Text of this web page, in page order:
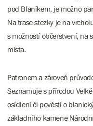
pod Blaníkem, je možno
Na trase stezky je na
s možností občerstvení, na
místa.
Patronem a zároveň
Seznamuje s přírodou
osídlení či pověstí o
základního kamene